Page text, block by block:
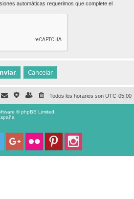
automáticas requerimos que complete el
Todos los horarios son UTC-05:00
© phpBB Limited